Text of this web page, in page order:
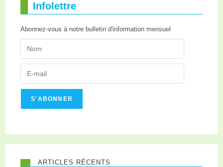
Infolettre
Abonnez-vous à notre bulletin d'information mensuel
S'ABONNER
ARTICLES RÉCENTS